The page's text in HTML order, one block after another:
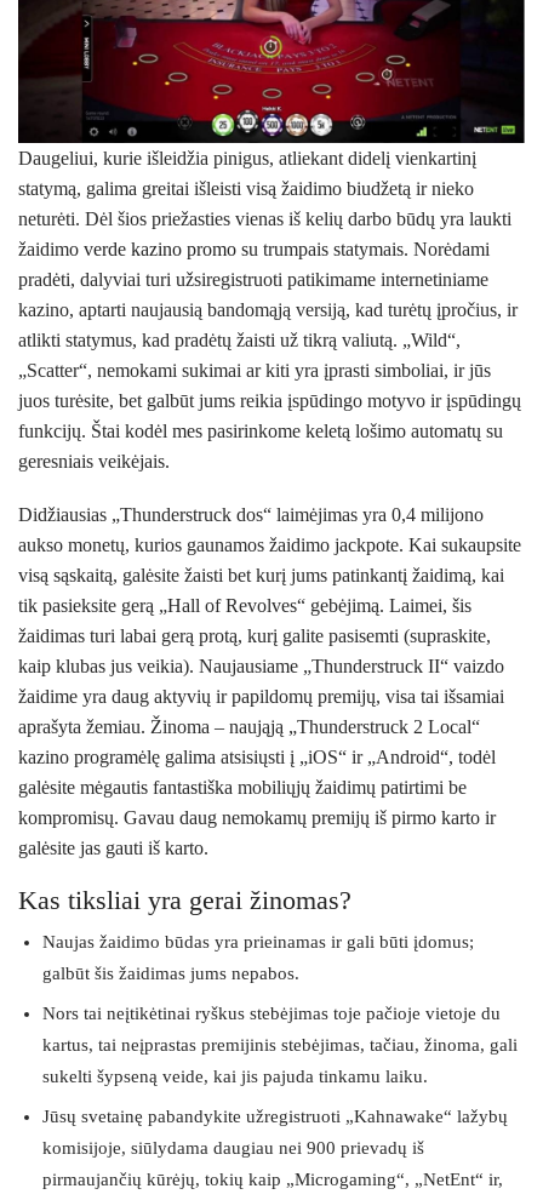
Daugeliui, kurie išleidžia pinigus, atliekant didelį vienkartinį
statymą, galima greitai išleisti visą žaidimo biudžetą ir nieko
neturėti. Dėl šios priežasties vienas iš kelių darbo būdų yra laukti
žaidimo verde kazino promo su trumpais statymais. Norėdami
pradėti, dalyviai turi užsiregistruoti patikimame internetiniame
kazino, aptarti naujausią bandomąją versiją, kad turėtų įpročius, ir
atlikti statymus, kad pradėtų žaisti už tikrą valiutą. „Wild“,
„Scatter“, nemokami sukimai ar kiti yra įprasti simboliai, ir jūs
juos turėsite, bet galbūt jums reikia įspūdingo motyvo ir įspūdingų
funkcijų. Štai kodėl mes pasirinkome keletą lošimo automatų su
geresniais veikėjais.
Didžiausias „Thunderstruck dos“ laimėjimas yra 0,4 milijono
aukso monetų, kurios gaunamos žaidimo jackpote. Kai sukaupsite
visą sąskaitą, galėsite žaisti bet kurį jums patinkantį žaidimą, kai
tik pasieksite gerą „Hall of Revolves“ gebėjimą. Laimei, šis
žaidimas turi labai gerą protą, kurį galite pasisemti (supraskite,
kaip klubas jus veikia). Naujausiame „Thunderstruck II“ vaizdo
žaidime yra daug aktyvių ir papildomų premijų, visa tai išsamiai
aprašyta žemiau. Žinoma – naująją „Thunderstruck 2 Local“
kazino programėlę galima atsisiųsti į „iOS“ ir „Android“, todėl
galėsite mėgautis fantastiška mobiliųjų žaidimų patirtimi be
kompromisų. Gavau daug nemokamų premijų iš pirmo karto ir
galėsite jas gauti iš karto.
Kas tiksliai yra gerai žinomas?
Naujas žaidimo būdas yra prieinamas ir gali būti įdomus;
galbūt šis žaidimas jums nepabos.
Nors tai neįtikėtinai ryškus stebėjimas toje pačioje vietoje du
kartus, tai neįprastas premijinis stebėjimas, tačiau, žinoma, gali
sukelti šypseną veide, kai jis pajuda tinkamu laiku.
Jūsų svetainę pabandykite užregistruoti „Kahnawake“ lažybų
komisijoje, siūlydama daugiau nei 900 prievadų iš
pirmaujančių kūrėjų, tokių kaip „Microgaming“, „NetEnt“ ir,